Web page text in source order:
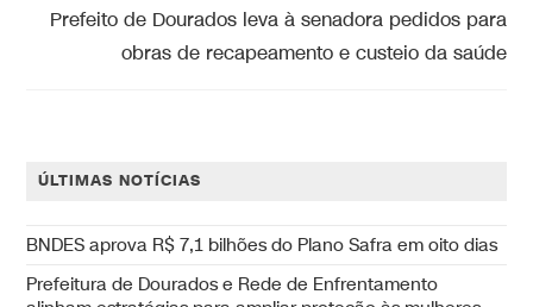
Prefeito de Dourados leva à senadora pedidos para
obras de recapeamento e custeio da saúde
ÚLTIMAS NOTÍCIAS
BNDES aprova R$ 7,1 bilhões do Plano Safra em oito dias
Prefeitura de Dourados e Rede de Enfrentamento